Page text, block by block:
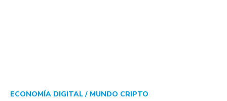
ECONOMÍA DIGITAL / MUNDO CRIPTO